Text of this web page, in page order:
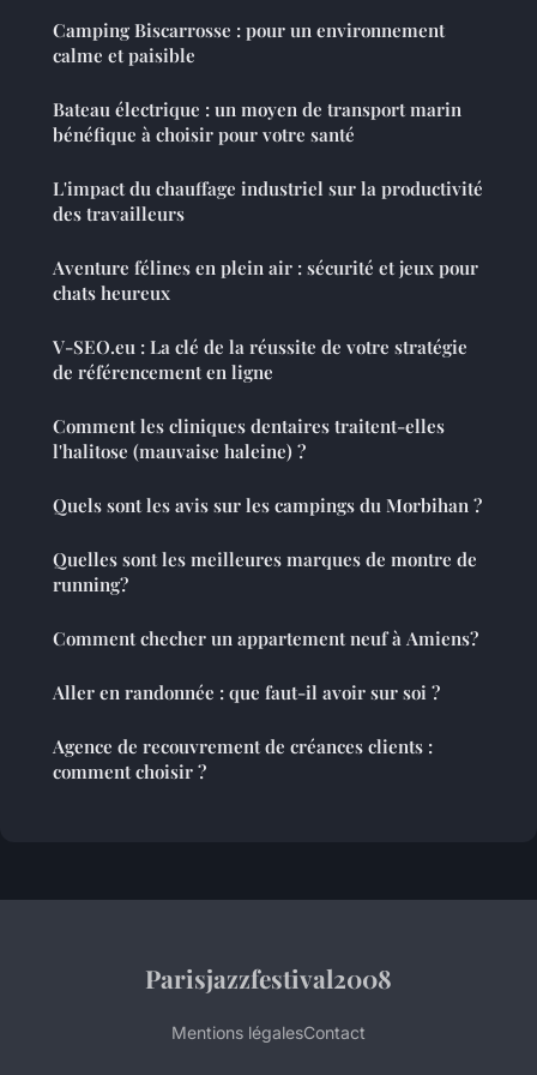
Camping Biscarrosse : pour un environnement
calme et paisible
Bateau électrique : un moyen de transport marin
bénéfique à choisir pour votre santé
L'impact du chauffage industriel sur la productivité
des travailleurs
Aventure félines en plein air : sécurité et jeux pour
chats heureux
V-SEO.eu : La clé de la réussite de votre stratégie
de référencement en ligne
Comment les cliniques dentaires traitent-elles
l'halitose (mauvaise haleine) ?
Quels sont les avis sur les campings du Morbihan ?
Quelles sont les meilleures marques de montre de
running?
Comment checher un appartement neuf à Amiens?
Aller en randonnée : que faut-il avoir sur soi ?
Agence de recouvrement de créances clients :
comment choisir ?
Parisjazzfestival2008
Mentions légalesContact